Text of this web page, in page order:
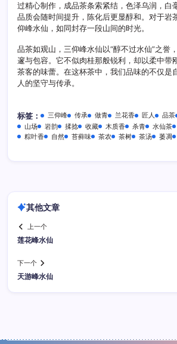
过精心制作，成品茶条索紧结，色泽乌润，白
品质会随时间提升，陈化后更显醇和。对于岩
仰峰水仙，如同封存一段山间的时光。
品茶如观山，三仰峰水仙以“醇不过水仙”之誉
邃与包容。它不似肉桂那般锐利，却以柔中带
茶客的味蕾。在这杯茶中，我们品味的不仅是
人的坚守与传承。
标签： 三仰峰 传承 做青 兰花香 匠人 品茶
山场
岩韵 揉捻 收藏 木质香 杀青 水仙茶
粽叶香
自然 苔藓味 茶农 茶树 茶汤 萎凋
其他文章
上一个
莲花峰水仙
下一个
天游峰水仙